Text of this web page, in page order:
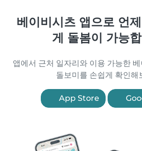
베이비시츠 앱으로 언
게 돌봄이 가능
앱에서 근처 일자리와 이용 가능한
돌보미를 손쉽게 확인해
App Store